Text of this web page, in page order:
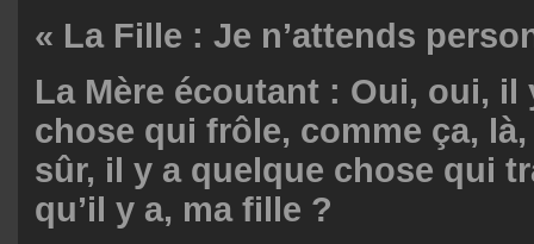
« La Fille : Je n’attends
La Mère écoutant : Oui, oui, il
chose qui frôle, comme ça,
sûr, il y a quelque chose qui
qu’il y a, ma fille ?